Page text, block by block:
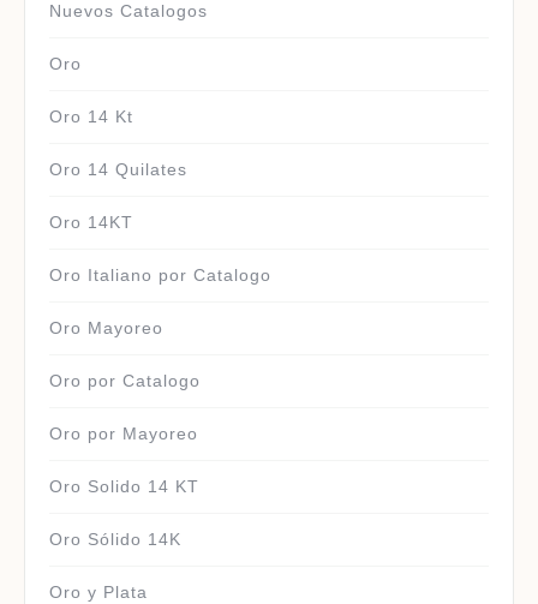
Nuevos Catalogos
Oro
Oro 14 Kt
Oro 14 Quilates
Oro 14KT
Oro Italiano por Catalogo
Oro Mayoreo
Oro por Catalogo
Oro por Mayoreo
Oro Solido 14 KT
Oro Sólido 14K
Oro y Plata